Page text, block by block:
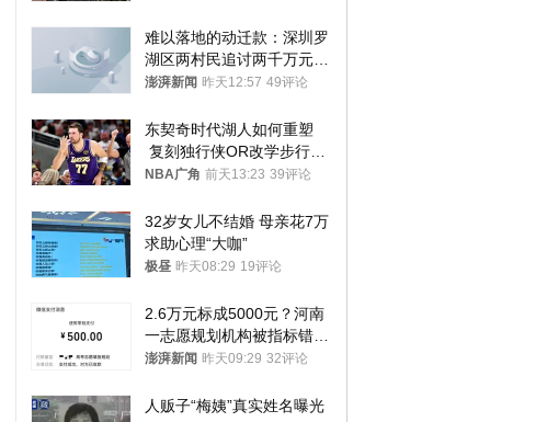
难以落地的动迁款：深圳罗
湖区两村民追讨两千万元动
迁款八年未果
澎湃新闻 昨天12:57 49评论
东契奇时代湖人如何重塑
复刻独行侠OR改学步行
者？
NBA广角 前天13:23 39评论
32岁女儿不结婚 母亲花7万
求助心理“大咖”
极昼 昨天08:29 19评论
2.6万元标成5000元？河南
一志愿规划机构被指标错学
费致考生复读
澎湃新闻 昨天09:29 32评论
人贩子“梅姨”真实姓名曝光